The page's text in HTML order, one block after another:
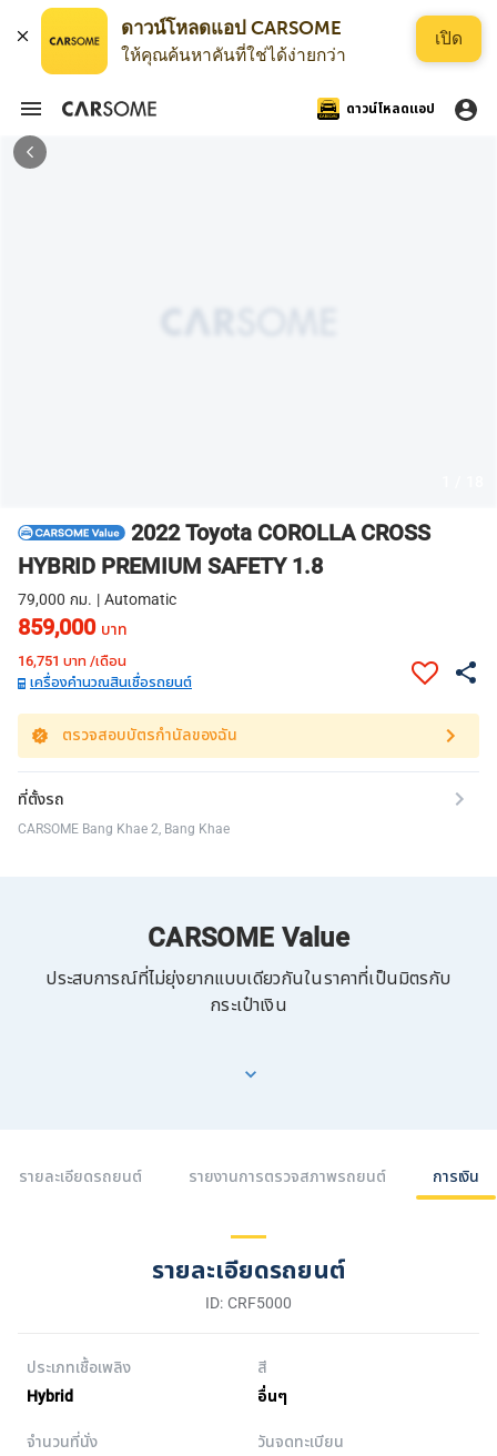
ดาวน์โหลดแอป CARSOME
ให้คุณค้นหาคันที่ใช่ได้ง่ายกว่า
เปิด
ดาวน์โหลดแอป
2022 Toyota COROLLA CROSS
HYBRID PREMIUM SAFETY 1.8
79,000 กม. | Automatic
859,000 บาท
16,751 บาท /เดือน
เครื่องคำนวณสินเชื่อรถยนต์
ตรวจสอบบัตรกำนัลของฉัน
ที่ตั้งรถ
CARSOME Bang Khae 2, Bang Khae
CARSOME Value
ประสบการณ์ที่ไม่ยุ่งยากแบบเดียวกันในราคาที่เป็นมิตรกับ
กระเป๋าเงิน
รายละเอียดรถยนต์ รายงานการตรวจสภาพรถยนต์ การเงิน
รายละเอียดรถยนต์
ID: CRF5000
ประเภทเชื้อเพลิง
Hybrid
สี
อื่นๆ
จำนวนที่นั่ง
วันจดทะเบียน